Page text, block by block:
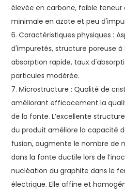
élevée en carbone, faible teneur
minimale en azote et peu
6. Caractéristiques physiques :
d'impuretés, structure poreuse
absorption rapide, taux
particules modérée.
7. Microstructure : Qualité de
améliorant efficacement la
de la fonte. L’excellente
du produit améliore la capacité
fusion, augmente le nombre de
dans la fonte ductile lors de
nucléation du graphite dans le
électrique. Elle affine et